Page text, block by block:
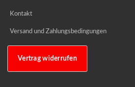
Kontakt
Versand und Zahlungsbedingungen
Vertrag widerrufen